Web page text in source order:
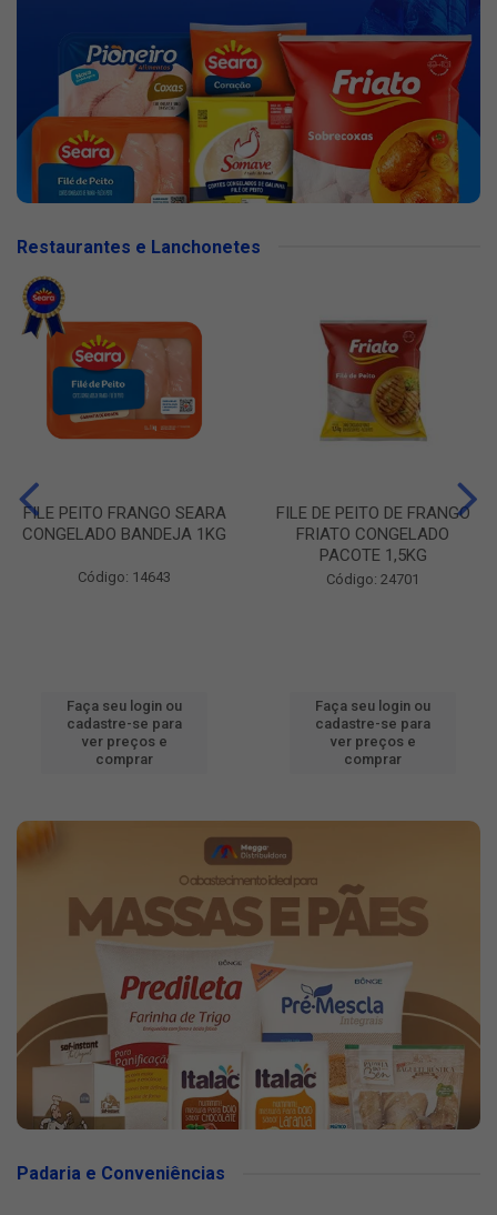
Restaurantes e Lanchonetes
FILE PEITO FRANGO SEARA
CONGELADO BANDEJA 1KG
Código: 14643
Faça seu login ou
cadastre-se para
ver preços e
comprar
FILE DE PEITO DE FRANGO
FRIATO CONGELADO
PACOTE 1,5KG
Código: 24701
Faça seu login ou
cadastre-se para
ver preços e
comprar
Padaria e Conveniências